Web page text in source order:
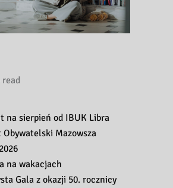
na sierpień od IBUK Libra
Obywatelski Mazowsza
na wakacjach
Gala z okazji 50. rocznicy